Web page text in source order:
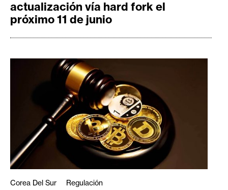
actualización vía hard fork el
próximo 11 de junio
Corea Del Sur Regulación